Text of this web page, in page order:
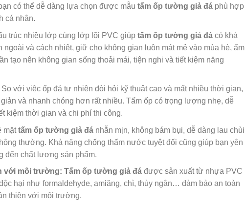
có thể dễ dàng lựa chọn được mẫu tấm ốp tường giả đáphù hợp
cá nhân.
trúc nhiều lớp cùng lớp lõi PVC giúp tấm ốp tường giả đácó khả
ngoài và cách nhiệt, giữ cho không gian luôn mát mẻ vào mùa hè, ấm
tạo nên không gian sống thoải mái, tiện nghi và tiết kiệm năng
So với việc ốp đá tự nhiên đòi hỏi kỹ thuật cao và mất nhiều thời gian,
và nhanh chóng hơn rất nhiều. Tấm ốp có trọng lượng nhẹ, dễ
kiệm thời gian và chi phí thi công.
mặttấm ốp tường giả đánhẵn mịn, không bám bụi, dễ dàng lau chùi
thường. Khả năng chống thấm nước tuyệt đối cũng giúp bạn yên
đến chất lượng sản phẩm.
với môi trường: Tấm ốp tường giả đáđược sản xuất từ nhựa PVC
hại như formaldehyde, amiăng, chì, thủy ngân… đảm bảo an toàn
thiện với môi trường.